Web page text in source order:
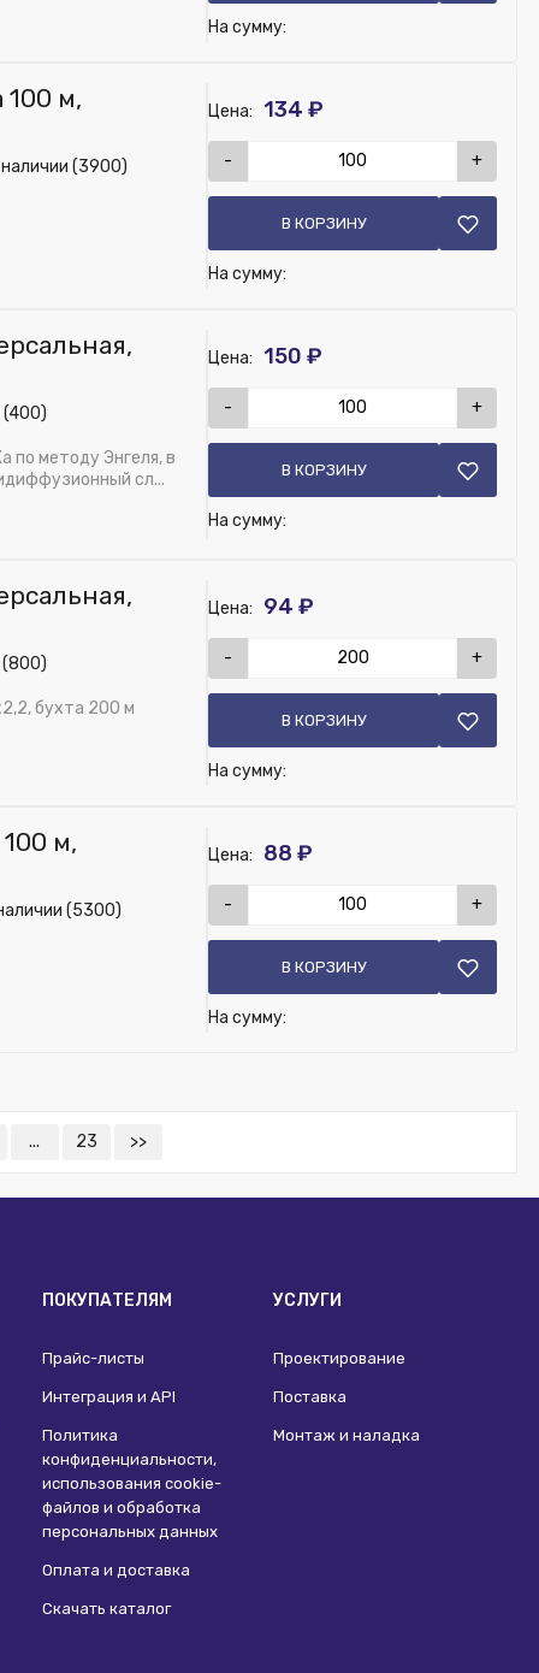
На сумму:
100 м,
наличии (3900)
Цена: 134 ₽
- +
В КОРЗИНУ
На сумму:
(400)
по методу Энгеля, в
сл...
Цена: 150 ₽
- +
В КОРЗИНУ
На сумму:
(800)
бухта 200 м
Цена: 94 ₽
- +
В КОРЗИНУ
На сумму:
м,
(5300)
Цена: 88 ₽
- +
В КОРЗИНУ
На сумму:
... 23 >>
ПОКУПАТЕЛЯМ
Прайс-листы
Интеграция и API
Политика
конфиденциальности,
использования сookie-
файлов и обработка
персональных данных
Оплата и доставка
Скачать каталог
УСЛУГИ
Проектирование
Поставка
Монтаж и наладка